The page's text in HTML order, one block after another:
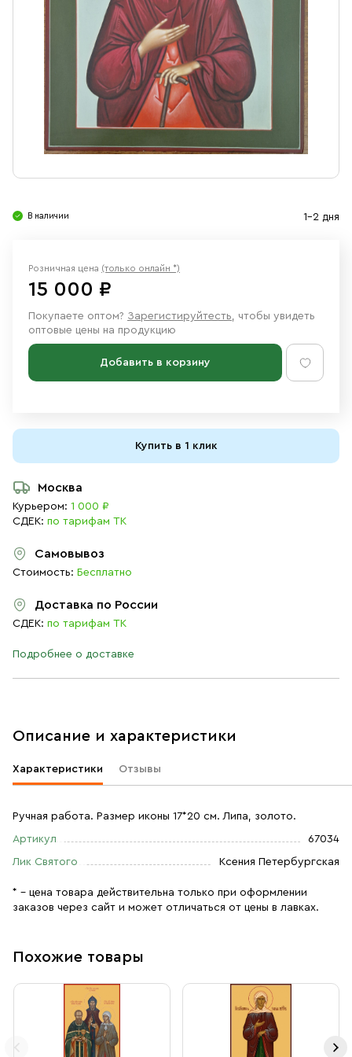
Свечи
Ювелирные изделия
В наличии 1-2 дня
Розничная цена (только онлайн *)
15 000 ₽
Покупаете оптом? Зарегистируйтесть, чтобы увидеть
оптовые цены на продукцию
Добавить в корзину
Купить в 1 клик
Москва
Курьером: 1 000 ₽
СДЕК: по тарифам ТК
Самовывоз
Стоимость: Бесплатно
Доставка по России
СДЕК: по тарифам ТК
Подробнее о доставке
Описание и характеристики
Характеристики Отзывы
Ручная работа. Размер иконы 17*20 см. Липа, золото.
Артикул 67034
Лик Святого Ксения Петербургская
* – цена товара действительна только при оформлении
заказов через сайт и может отличаться от цены в лавках.
Похожие товары